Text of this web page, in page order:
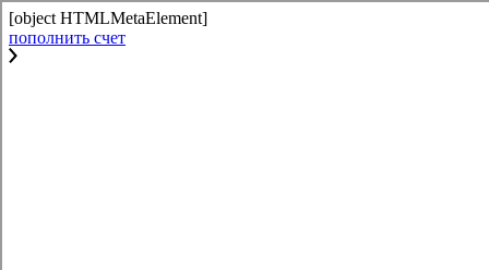
[object HTMLMetaElement]
пополнить счет